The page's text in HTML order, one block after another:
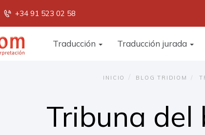
+34 91 523 02 58
Traducción Traducción jurada
INICIO BLOG TRIDIOM
Tribuna del